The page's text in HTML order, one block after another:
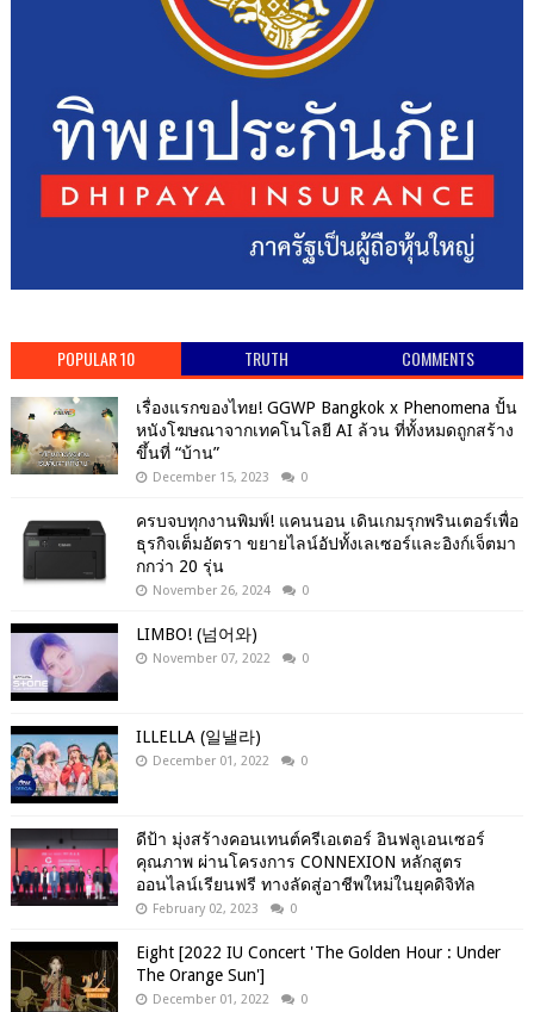
POPULAR 10 TRUTH COMMENTS
เรื่องแรกของไทย! GGWP Bangkok x Phenomena ปั้น
หนังโฆษณาจากเทคโนโลยี AI ล้วน ที่ทั้งหมดถูกสร้าง
ขึ้นที่ “บ้าน”
December 15, 2023 0
ครบจบทุกงานพิมพ์! แคนนอน เดินเกมรุกพรินเตอร์เพื่อ
ธุรกิจเต็มอัตรา ขยายไลน์อัปทั้งเลเซอร์และอิงก์เจ็ตมา
กกว่า 20 รุ่น
November 26, 2024 0
LIMBO! (넘어와)
November 07, 2022 0
ILLELLA (일낼라)
December 01, 2022 0
ดีป้า มุ่งสร้างคอนเทนต์ครีเอเตอร์ อินฟลูเอนเซอร์
คุณภาพ ผ่านโครงการ CONNEXION หลักสูตร
ออนไลน์เรียนฟรี ทางลัดสู่อาชีพใหม่ในยุคดิจิทัล
February 02, 2023 0
Eight [2022 IU Concert 'The Golden Hour : Under
The Orange Sun']
December 01, 2022 0